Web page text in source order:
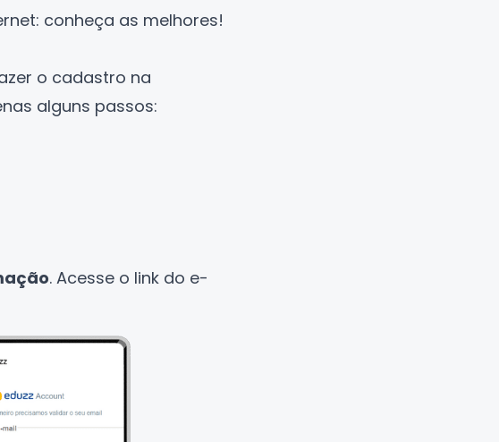
conheça as melhores!
o cadastro na
alguns passos:
. Acesse o link do e-